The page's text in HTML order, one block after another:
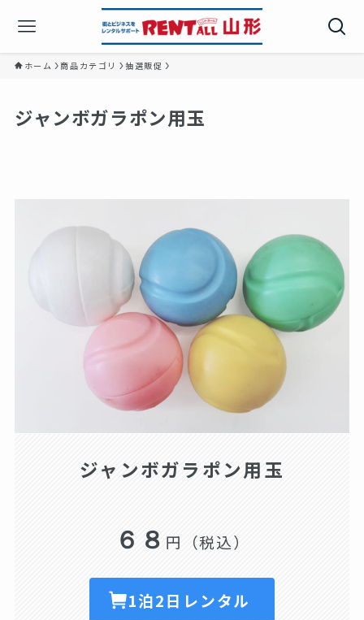
ホーム 商品カテゴリ 抽選販促
ジャンボガラポン用玉
ジャンボガラポン用玉
６８ 円（税込）
1泊2日レンタル